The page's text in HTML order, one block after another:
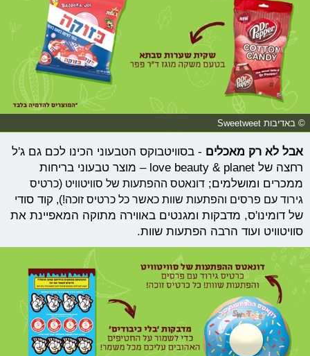
© באדיבות Sweetweet
אבל לא רק מאכלים - בסוויטבוקס הטבעוני הכינו לכם גם ג'ל
רחצה של love beauty & planet – מוצר טבעוני בריחות
ממכרים ומושלמים;דונאטס ההפתעות של סוויטוויט (כרטיס
גירוד עם פרסים והפתעות שוות כאשר כל כרטיס זוכה!), קוד סודי
של דומינו'ס, מדבקות ומגנטים באווירה מתוקה המאפיינת את
סוויטוויט ועוד הרבה הפתעות שוות.